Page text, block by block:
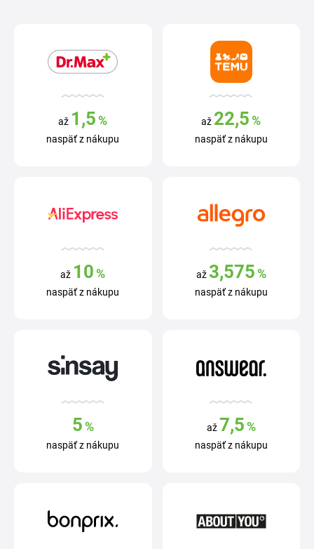
až 1,5 %
naspäť z nákupu
až 22,5 %
naspäť z nákupu
až 10 %
naspäť z nákupu
až 3,575%
naspäť z nákupu
5%
naspäť z nákupu
až 7,5%
naspäť z nákupu